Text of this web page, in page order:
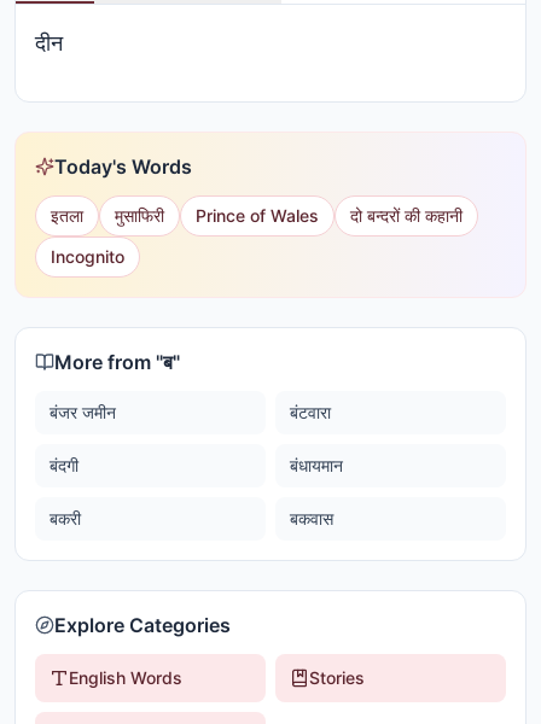
दीन
Today's Words
इतला मुसाफिरी Prince of Wales
दो बन्दरों की कहानी
Incognito
More from "ब"
बंजर जमीन बंटवारा
बंदगी बंधायमान
बकरी बकवास
Explore Categories
English Words Stories